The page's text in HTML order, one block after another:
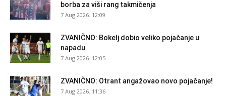
borba za viši rang takmičenja
7 Aug 2026. 12:09
ZVANIČNO: Bokelj dobio veliko pojačanje u
napadu
7 Aug 2026. 12:05
ZVANIČNO: Otrant angažovao novo pojačanje!
7 Aug 2026. 11:36